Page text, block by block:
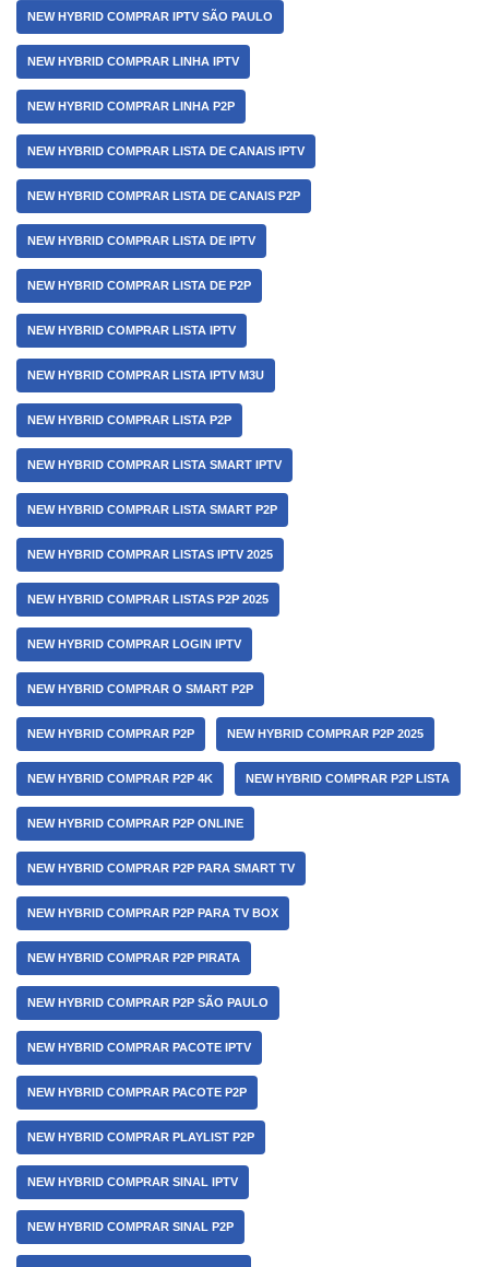
NEW HYBRID COMPRAR IPTV SÃO PAULO
NEW HYBRID COMPRAR LINHA IPTV
NEW HYBRID COMPRAR LINHA P2P
NEW HYBRID COMPRAR LISTA DE CANAIS IPTV
NEW HYBRID COMPRAR LISTA DE CANAIS P2P
NEW HYBRID COMPRAR LISTA DE IPTV
NEW HYBRID COMPRAR LISTA DE P2P
NEW HYBRID COMPRAR LISTA IPTV
NEW HYBRID COMPRAR LISTA IPTV M3U
NEW HYBRID COMPRAR LISTA P2P
NEW HYBRID COMPRAR LISTA SMART IPTV
NEW HYBRID COMPRAR LISTA SMART P2P
NEW HYBRID COMPRAR LISTAS IPTV 2025
NEW HYBRID COMPRAR LISTAS P2P 2025
NEW HYBRID COMPRAR LOGIN IPTV
NEW HYBRID COMPRAR O SMART P2P
NEW HYBRID COMPRAR P2P NEW HYBRID COMPRAR P2P 2025
NEW HYBRID COMPRAR P2P 4K NEW HYBRID COMPRAR P2P LISTA
NEW HYBRID COMPRAR P2P ONLINE
NEW HYBRID COMPRAR P2P PARA SMART TV
NEW HYBRID COMPRAR P2P PARA TV BOX
NEW HYBRID COMPRAR P2P PIRATA
NEW HYBRID COMPRAR P2P SÃO PAULO
NEW HYBRID COMPRAR PACOTE IPTV
NEW HYBRID COMPRAR PACOTE P2P
NEW HYBRID COMPRAR PLAYLIST P2P
NEW HYBRID COMPRAR SINAL IPTV
NEW HYBRID COMPRAR SINAL P2P